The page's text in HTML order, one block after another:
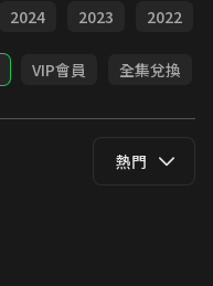
2024 2023 2022
VIP會員 全集兌換
熱門